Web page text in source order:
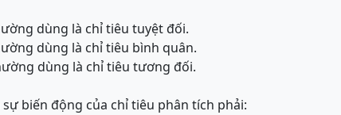
dùng là chỉ tiêu tuyệt đối.
dùng là chỉ tiêu bình quân.
dùng là chỉ tiêu tương đối.
biến động của chỉ tiêu phân tích phải: